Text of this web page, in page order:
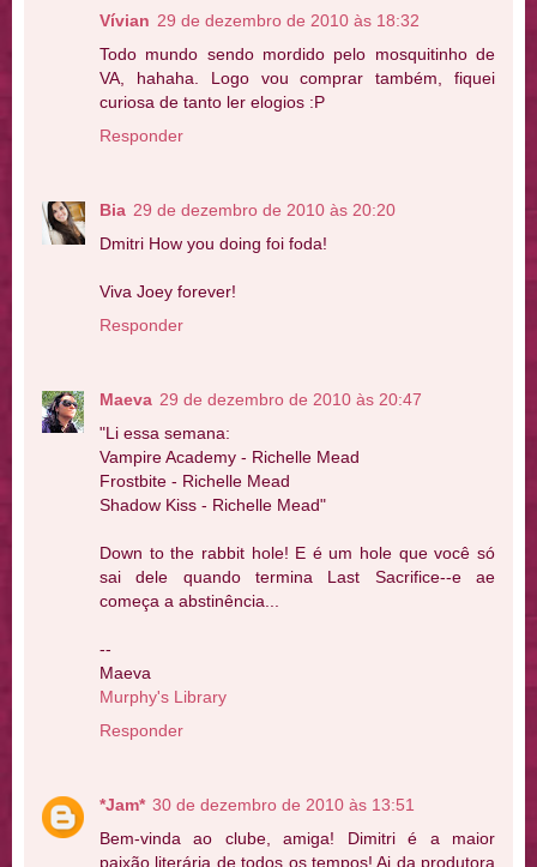
Vívian 29 de dezembro de 2010 às 18:32
Todo mundo sendo mordido pelo mosquitinho de
VA, hahaha. Logo vou comprar também, fiquei
curiosa de tanto ler elogios :P
Responder
Bia 29 de dezembro de 2010 às 20:20
Dmitri How you doing foi foda!
Viva Joey forever!
Responder
Maeva 29 de dezembro de 2010 às 20:47
"Li essa semana:
Vampire Academy - Richelle Mead
Frostbite - Richelle Mead
Shadow Kiss - Richelle Mead"
Down to the rabbit hole! E é um hole que você só
sai dele quando termina Last Sacrifice--e ae
começa a abstinência...
--
Maeva
Murphy's Library
Responder
*Jam* 30 de dezembro de 2010 às 13:51
Bem-vinda ao clube, amiga! Dimitri é a maior
paixão literária de todos os tempos! Ai da produtora